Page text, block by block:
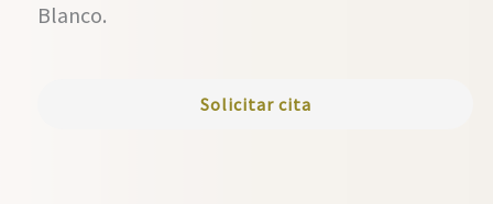
Blanco.
Solicitar cita